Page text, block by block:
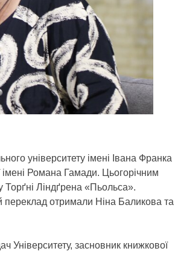
університету імені Івана Франка
імені Романа Гамади. Цьогорічним
Торґні Ліндґрена «Пьольса».
переклад отримали Ніна Баликова та
Університету, засновник книжкової